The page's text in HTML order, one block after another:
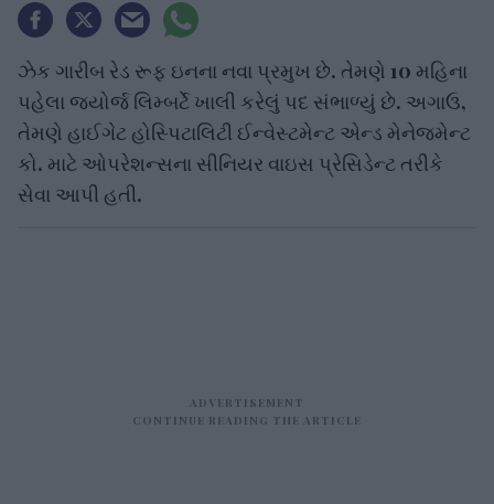
ઝેક ગારીબ રેડ રૂફ ઇનના નવા પ્રમુખ છે. તેમણે 10 મહિના
પહેલા જ્યોર્જ લિમ્બર્ટે ખાલી કરેલું પદ સંભાળ્યું છે. અગાઉ,
તેમણે હાઈગેટ હોસ્પિટાલિટી ઈન્વેસ્ટમેન્ટ એન્ડ મેનેજમેન્ટ
કો. માટે ઓપરેશન્સના સીનિયર વાઇસ પ્રેસિડેન્ટ તરીકે
સેવા આપી હતી.